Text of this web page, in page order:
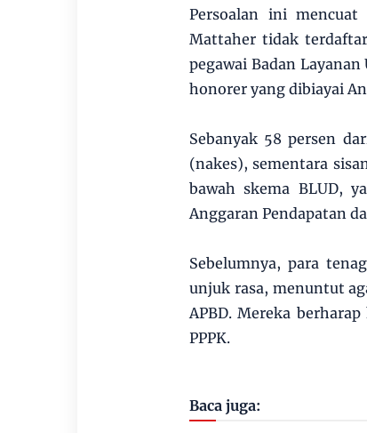
Persoalan ini mencuat
Mattaher tidak
pegawai Badan
honorer yang dibiayai
Sebanyak 58 persen
(nakes), sementara
bawah skema BLUD,
Anggaran Pendapatan
Sebelumnya, para
unjuk rasa, menuntut
APBD. Mereka
PPPK.
Baca juga: